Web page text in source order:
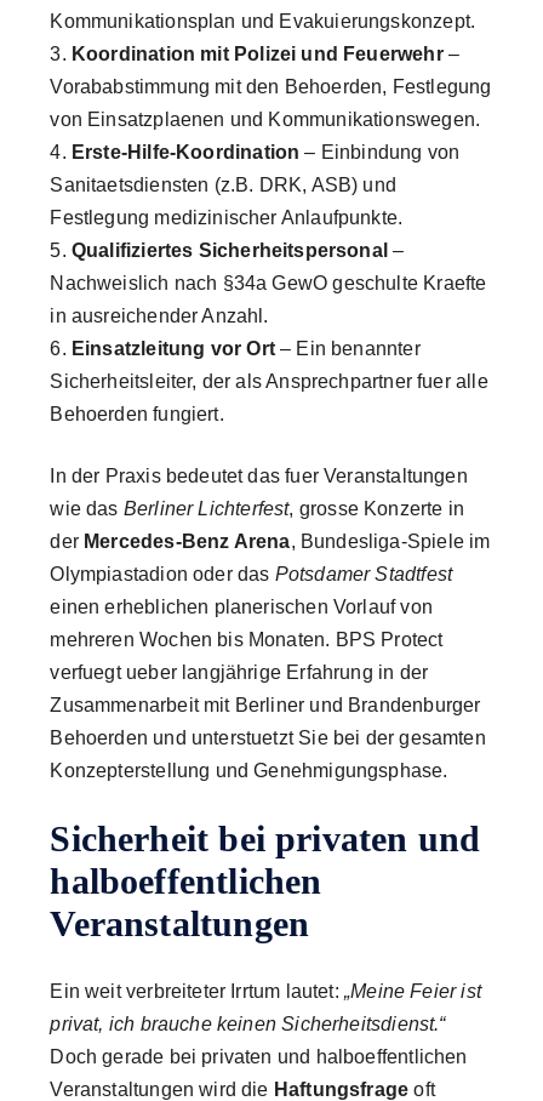
Kommunikationsplan und Evakuierungskonzept.
Koordination mit Polizei und Feuerwehr–
Vorababstimmung mit den Behoerden, Festlegung
von Einsatzplaenen und Kommunikationswegen.
Erste-Hilfe-Koordination – Einbindung von
Sanitaetsdiensten (z.B. DRK, ASB) und
Festlegung medizinischer Anlaufpunkte.
Qualifiziertes Sicherheitspersonal –
Nachweislich nach §34a GewO geschulte Kraefte
in ausreichender Anzahl.
Einsatzleitung vor Ort– Ein benannter
Sicherheitsleiter, der als Ansprechpartner fuer alle
Behoerden fungiert.
In der Praxis bedeutet das fuer Veranstaltungen
wie das Berliner Lichterfest, grosse Konzerte in
der Mercedes-Benz Arena, Bundesliga-Spiele im
Olympiastadion oder das Potsdamer Stadtfest
einen erheblichen planerischen Vorlauf von
mehreren Wochen bis Monaten. BPS Protect
verfuegt ueber langjährige Erfahrung in der
Zusammenarbeit mit Berliner und Brandenburger
Behoerden und unterstuetzt Sie bei der gesamten
Konzepterstellung und Genehmigungsphase.
Sicherheit bei privaten und
halboeffentlichen
Veranstaltungen
Ein weit verbreiteter Irrtum lautet:„Meine Feier ist
privat, ich brauche keinen Sicherheitsdienst.“
Doch gerade bei privaten und halboeffentlichen
Veranstaltungen wird die Haftungsfrage oft